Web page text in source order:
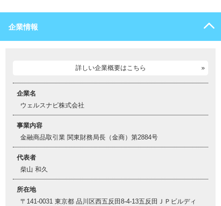
企業情報
詳しい企業概要はこちら
企業名
ウェルスナビ株式会社
事業内容
金融商品取引業 関東財務局長（金商）第2884号
代表者
柴山 和久
所在地
〒141-0031 東京都 品川区西五反田8-4-13五反田ＪＰビルディ